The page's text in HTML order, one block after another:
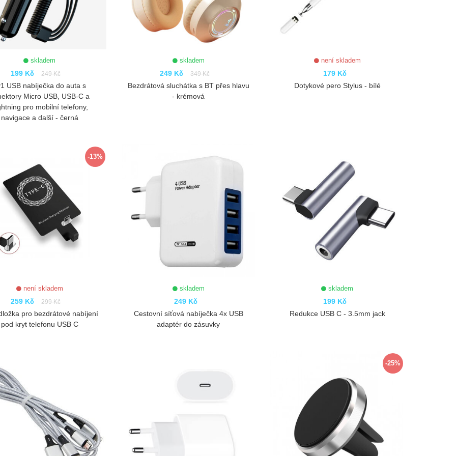
skladem
199 Kč 249 Kč
USB nabíječka do auta s
Micro USB, USB-C a
pro mobilní telefony,
navigace a další - černá
skladem
249 Kč 349 Kč
Bezdrátová sluchátka s BT přes hlavu
- krémová
není skladem
179 Kč
Dotykové pero Stylus - bílé
-13%
není skladem
259 Kč 299 Kč
pro bezdrátové nabíjení
pod kryt telefonu USB C
skladem
249 Kč
Cestovní síťová nabíječka 4x USB
adaptér do zásuvky
skladem
199 Kč
Redukce USB C - 3.5mm jack
-25%